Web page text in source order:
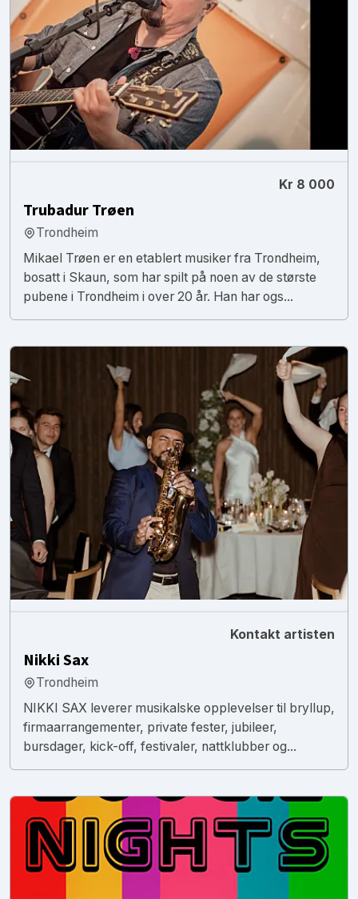
Kr 8 000
Trubadur Trøen
Trondheim
Mikael Trøen er en etablert musiker fra Trondheim,
bosatt i Skaun, som har spilt på noen av de største
pubene i Trondheim i over 20 år. Han har ogs...
Kontakt artisten
Nikki Sax
Trondheim
NIKKI SAX leverer musikalske opplevelser til bryllup,
firmaarrangementer, private fester, jubileer,
bursdager, kick-off, festivaler, nattklubber og...